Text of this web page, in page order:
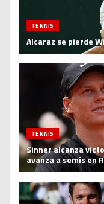
TENNIS
Alcaraz se pierde
TENNIS
Sinner alcanza
avanza a semis en